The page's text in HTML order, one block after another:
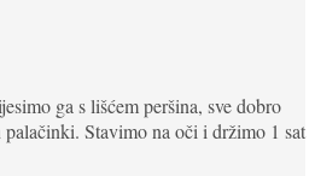
ga s lišćem peršina, sve dobro
Stavimo na oči i držimo 1 sat